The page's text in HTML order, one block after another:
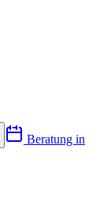
Beratung in